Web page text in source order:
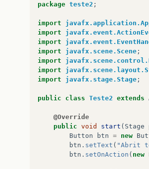
package teste2 ;
import
import
import
import
javafx.scene.Scene ;
import
import
import
javafx.stage.Stage ;
public class Teste2 extends
@Override
public void start ( Stage
Button
btn = new
btn . setText ( "Abrit
btn . setOnAction ( new